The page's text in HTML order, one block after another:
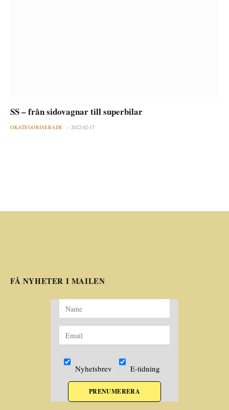
SS – från sidovagnar till superbilar
OKATEGORISERADE 2022-02-17
FÅ NYHETER I MAILEN
Nyhetsbrev E-tidning
PRENUMERERA